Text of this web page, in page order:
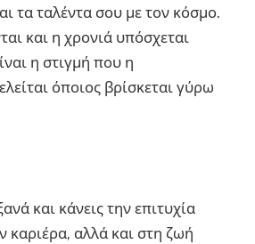
τα ταλέντα σου με τον κόσμο.
και η χρονιά υπόσχεται
η στιγμή που η
όποιος βρίσκεται γύρω
και κάνεις την επιτυχία
καριέρα, αλλά και στη ζωή